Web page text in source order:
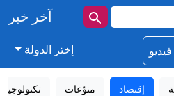
آخر خبر
فيديو إختر الدولة
إقتصاد منوّعات تكنولوجيا